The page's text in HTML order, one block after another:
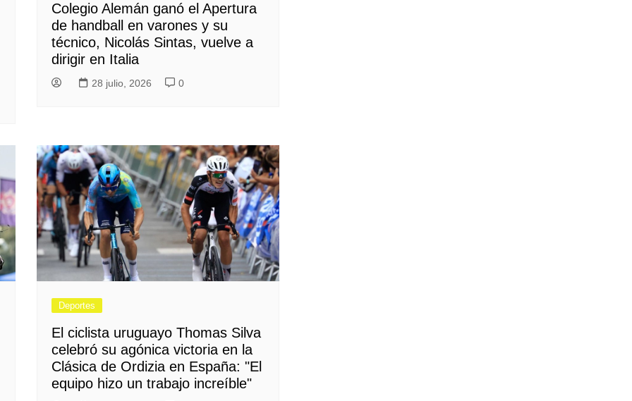
Colegio Alemán ganó el Apertura
de handball en varones y su
técnico, Nicolás Sintas, vuelve a
dirigir en Italia
28 julio, 2026 0
Deportes
El ciclista uruguayo Thomas Silva
celebró su agónica victoria en la
Clásica de Ordizia en España: "El
equipo hizo un trabajo increíble"